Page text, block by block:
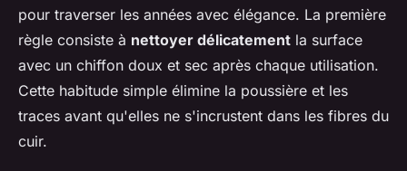
pour traverser les années avec élégance. La première
règle consiste à nettoyer délicatement la surface
avec un chiffon doux et sec après chaque utilisation.
Cette habitude simple élimine la poussière et les
traces avant qu'elles ne s'incrustent dans les fibres du
cuir.